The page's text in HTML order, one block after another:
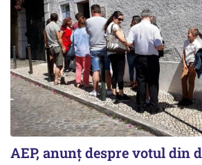
AEP, anunţ despre votul din